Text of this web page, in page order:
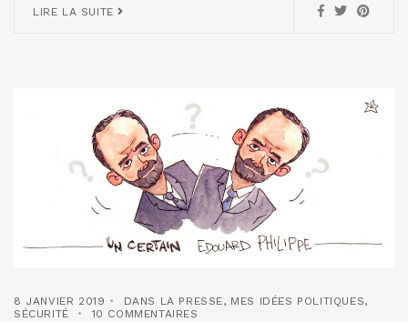
LIRE LA SUITE
8 JANVIER 2019 DANS LA PRESSE, MES IDÉES POLITIQUES,
SÉCURITÉ
10 COMMENTAIRES